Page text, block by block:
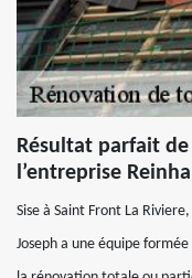
Résultat parfait
l’entreprise
Sise à Saint Front La
Joseph a une équipe